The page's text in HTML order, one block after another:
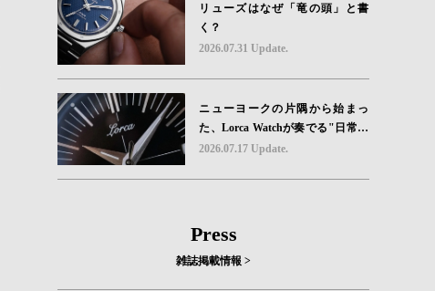
リューズはなぜ「竜の頭」と書
く？
2026.07.31 Update.
ニューヨークの片隅から始まっ
た、Lorca Watchが奏でる"日常の
ロマン"｜Brand Picks #08
2026.07.17 Update.
Press
雑誌掲載情報 >